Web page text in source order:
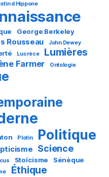
d Hippone
George Berkeley
Rousseau
John Dewey
Lucrèce Lumières
Farmer Ontologie
Plotin Politique
Science
Stoïcisme
Sénèque
Éthique